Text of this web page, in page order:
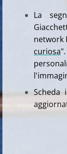
La
network
curiosa
Scheda